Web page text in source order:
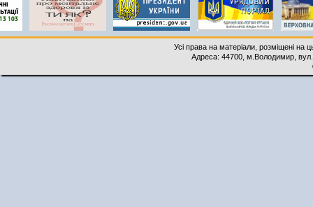
Усі права на матеріали, розміщені на
Адреса: 44700, м.Володимир,